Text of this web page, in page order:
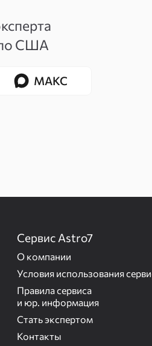
по США
МАКС
Сервис Astro7
О компании
Условия использования
Правила сервиса
и юр. информация
Стать экспертом
Контакты